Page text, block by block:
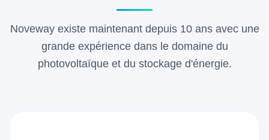
Noveway existe maintenant depuis 10 ans avec une
grande expérience dans le domaine du
photovoltaïque et du stockage d'énergie.